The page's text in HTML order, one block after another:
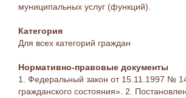
муниципальных услуг (функций).
Категория
Для всех категорий граждан
Нормативно-правовые документы
1. Федеральный закон от 15.11.1997 №
гражданского состояния». 2.